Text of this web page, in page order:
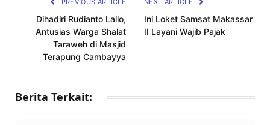
Dihadiri Rudianto Lallo,
Antusias Warga Shalat
Taraweh di Masjid
Terapung Cambayya
Ini Loket Samsat Makassar
II Layani Wajib Pajak
Berita Terkait: